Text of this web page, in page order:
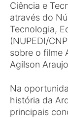
Ciência e
através do
Tecnologia,
(NUPEDI/
sobre o filme
Agilson
Na
história da
principais